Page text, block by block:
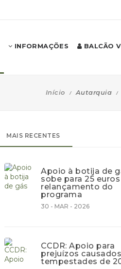
INFORMAÇÕES BALCÃO
Início Autarquia
MAIS RECENTES
Apoio à botija de
sobe para 25
relançamento do
programa
30 - MAR - 2026
CCDR: Apoio para
prejuízos
tempestades de